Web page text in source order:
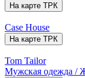
На карте ТРК
Case House
На карте ТРК
Tom Tailor
Мужская одежда /